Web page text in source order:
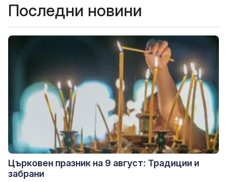
Последни новини
Църковен празник на 9 август: Традиции и
забрани